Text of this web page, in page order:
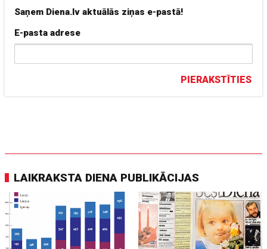
Saņem Diena.lv aktuālās ziņas e-pastā!
E-pasta adrese
PIERAKSTĪTIES
LAIKRAKSTA DIENA PUBLIKĀCIJAS